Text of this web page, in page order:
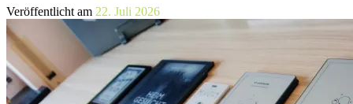
Veröffentlicht am 22. Juli 2026